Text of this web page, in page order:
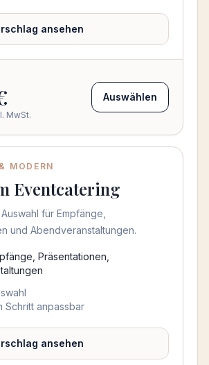
ansehen
MwSt.
Auswählen
MODERN
Eventcatering
für Empfänge,
und Abendveranstaltungen.
Präsentationen,
Schritt anpassbar
ansehen